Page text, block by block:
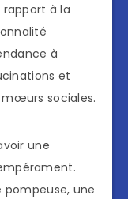
à la
à
et
sociales.
une
pompeuse, une